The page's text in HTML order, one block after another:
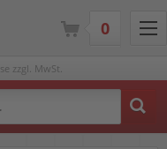
zzgl. MwSt.
0